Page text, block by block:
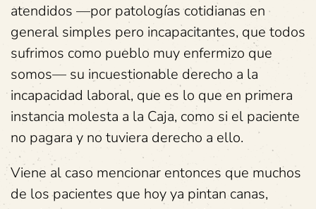
atendidos —por patologías cotidianas en
general simples pero incapacitantes, que todos
sufrimos como pueblo muy enfermizo que
somos— su incuestionable derecho a la
incapacidad laboral, que es lo que en primera
instancia molesta a la Caja, como si el paciente
no pagara y no tuviera derecho a ello.
Viene al caso mencionar entonces que muchos
de los pacientes que hoy ya pintan canas,